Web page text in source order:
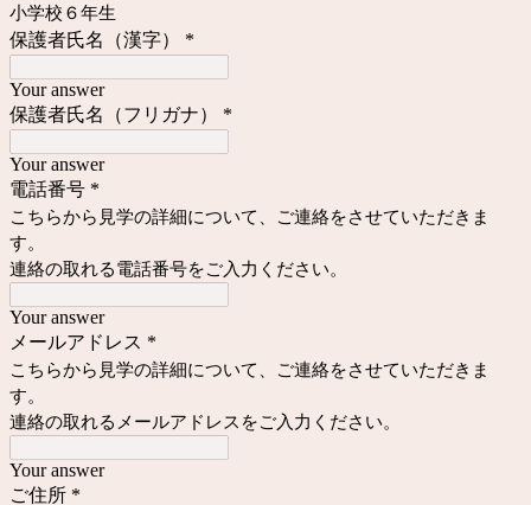
小学校６年生
保護者氏名（漢字） *
Your answer
保護者氏名（フリガナ） *
Your answer
電話番号 *
こちらから見学の詳細について、ご連絡をさせていただきま
す。
連絡の取れる電話番号をご入力ください。
Your answer
メールアドレス *
こちらから見学の詳細について、ご連絡をさせていただきま
す。
連絡の取れるメールアドレスをご入力ください。
Your answer
ご住所 *